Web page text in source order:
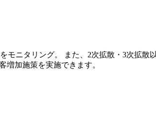
ニタリング。 また、2次拡散・3次拡散
増加施策を実施できます。